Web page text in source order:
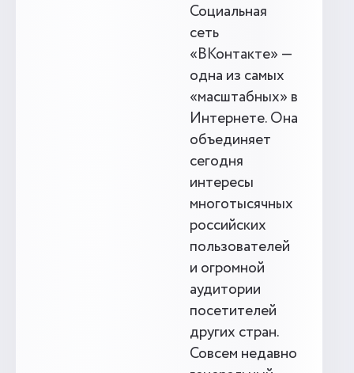
Социальная
сеть
«ВКонтакте» —
одна из самых
«масштабных» в
Интернете. Она
объединяет
сегодня
интересы
многотысячных
российских
пользователей
и огромной
аудитории
посетителей
других стран.
Совсем недавно